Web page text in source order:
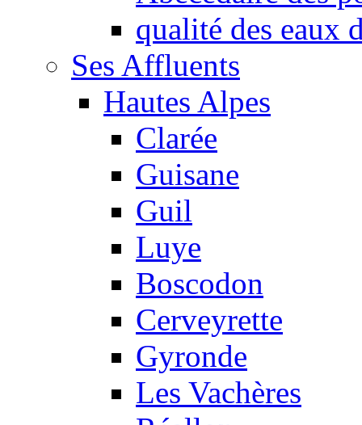
qualité des eaux
Ses Affluents
Hautes Alpes
Clarée
Guisane
Guil
Luye
Boscodon
Cerveyrette
Gyronde
Les Vachères